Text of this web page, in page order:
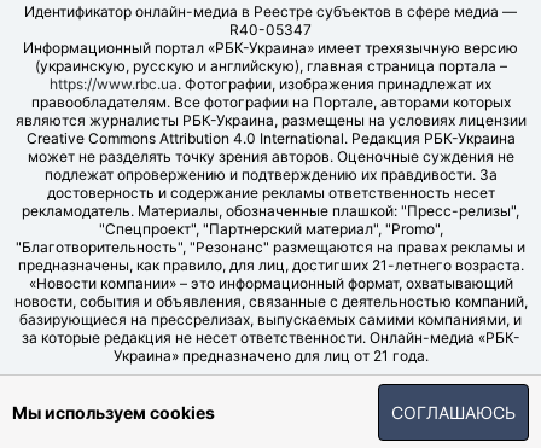
Идентификатор онлайн-медиа в Реестре субъектов в сфере медиа —
R40-05347
Информационный портал «РБК-Украина» имеет трехязычную версию
(украинскую, русскую и английскую), главная страница портала –
https://www.rbc.ua. Фотографии, изображения принадлежат их
правообладателям. Все фотографии на Портале, авторами которых
являются журналисты РБК-Украина, размещены на условиях лицензии
Creative Commons Attribution 4.0 International. Редакция РБК-Украина
может не разделять точку зрения авторов. Оценочные суждения не
подлежат опровержению и подтверждению их правдивости. За
достоверность и содержание рекламы ответственность несет
рекламодатель. Материалы, обозначенные плашкой: "Пресс-релизы",
"Спецпроект", "Партнерский материал", "Promo",
"Благотворительность", "Резонанс" размещаются на правах рекламы и
предназначены, как правило, для лиц, достигших 21-летнего возраста.
«Новости компании» – это информационный формат, охватывающий
новости, события и объявления, связанные с деятельностью компаний,
базирующиеся на прессрелизах, выпускаемых самими компаниями, и
за которые редакция не несет ответственности. Онлайн-медиа «РБК-
Украина» предназначено для лиц от 21 года.
© LLC "UBT MEDIA", 2006-2026.
Мы используем cookies СОГЛАШАЮСЬ